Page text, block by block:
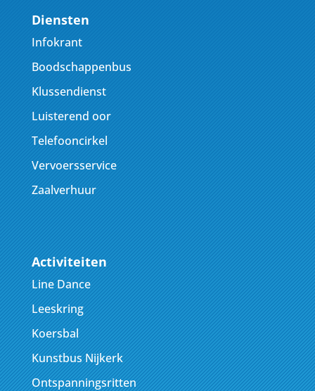
Diensten
Infokrant
Boodschappenbus
Klussendienst
Luisterend oor
Telefooncirkel
Vervoersservice
Zaalverhuur
Activiteiten
Line Dance
Leeskring
Koersbal
Kunstbus Nijkerk
Ontspanningsritten